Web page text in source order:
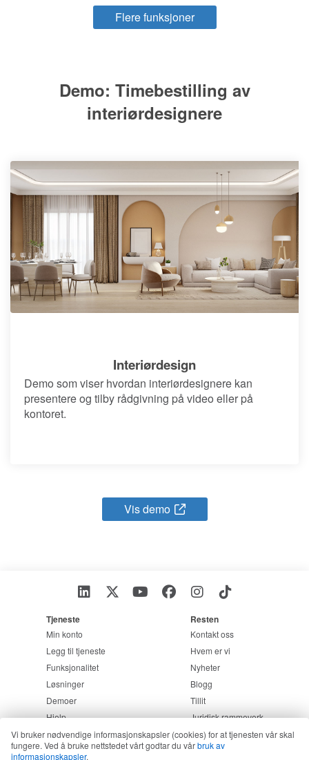
Flere funksjoner
Demo: Timebestilling av
interiørdesignere
Interiørdesign
Demo som viser hvordan interiørdesignere kan
presentere og tilby rådgivning på video eller på
kontoret.
Vis demo
Vi bruker nødvendige informasjonskapsler (cookies) for at tjenesten vår skal
fungere. Ved å bruke nettstedet vårt godtar du vårbruk av
informasjonskapsler.
Tjeneste
Min konto
Legg til tjeneste
Funksjonalitet
Løsninger
Demoer
Hjelp
Resten
Kontakt oss
Hvem er vi
Nyheter
Blogg
Tillit
Juridisk rammeverk